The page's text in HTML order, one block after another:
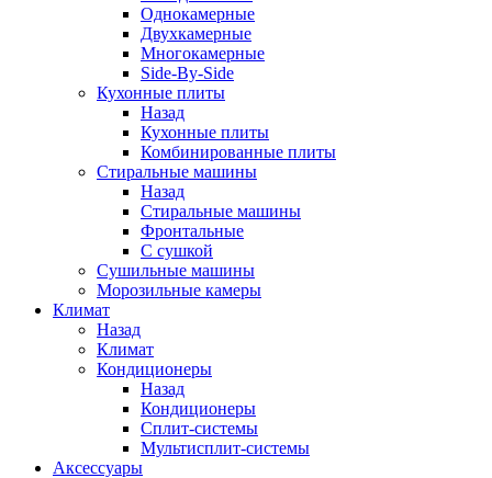
Однокамерные
Двухкамерные
Многокамерные
Side-By-Side
Кухонные плиты
Назад
Кухонные плиты
Комбинированные плиты
Стиральные машины
Назад
Стиральные машины
Фронтальные
С сушкой
Сушильные машины
Морозильные камеры
Климат
Назад
Климат
Кондиционеры
Назад
Кондиционеры
Сплит-системы
Мультисплит-системы
Аксессуары